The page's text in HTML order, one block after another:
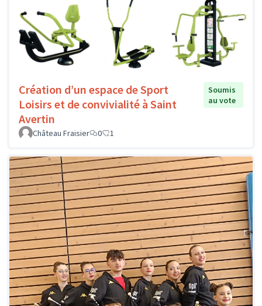
Création d’un espace de Sport
Loisirs et de convivialité à Saint
Avertin
Soumis
au vote
Château Fraisier 0 1